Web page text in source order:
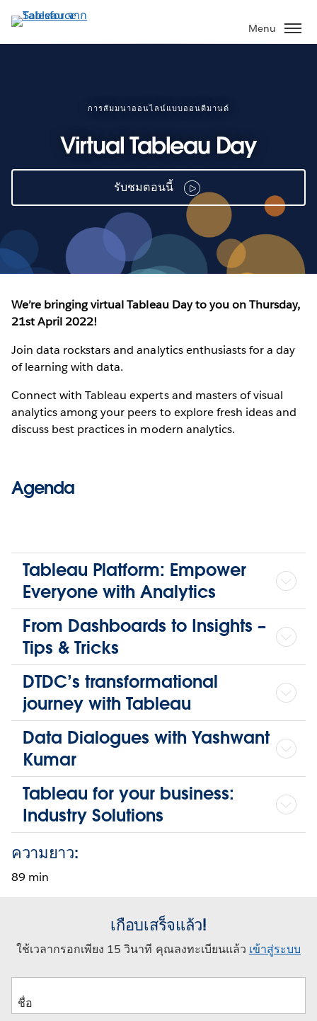
ไป
ที่
Menu
การสัมมนาออนไลน์แบบออนดีมานด์
Virtual Tableau Day
รับชมตอนนี้
We’re bringing virtual Tableau Day to you on Thursday,
21st April 2022!
Join data rockstars and analytics enthusiasts for a day
of learning with data.
Connect with Tableau experts and masters of visual
analytics among your peers to explore fresh ideas and
discuss best practices in modern analytics.
Agenda
Tableau Platform: Empower
Everyone with Analytics
From Dashboards to Insights –
Tips & Tricks
DTDC’s transformational
journey with Tableau
Data Dialogues with Yashwant
Kumar
Tableau for your business:
Industry Solutions
ความยาว:
89 min
เกือบเสร็จแล้ว!
ใช้เวลากรอกเพียง 15 วินาที คุณลงทะเบียนแล้ว เข้าสู่ระบบ